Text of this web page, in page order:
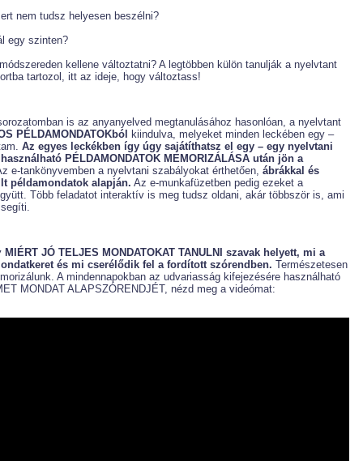
nem tudsz helyesen beszélni?
egy szinten?
kellene változtatni? A legtöbben külön tanulják a nyelvtant
tartozol, itt az ideje, hogy változtass!
is az anyanyelved megtanulásához hasonlóan, a nyelvtant
PÉLDAMONDATOKból kiindulva, melyeket minden leckében egy –
Az egyes leckékben így úgy sajátíthatsz el egy – egy nyelvtani
PÉLDAMONDATOK MEMORIZÁLÁSA után jön a
e-tankönyvemben a nyelvtani szabályokat érthetően, ábrákkal és
példamondatok alapján. Az e-munkafüzetben pedig ezeket a
Több feladatot interaktív is meg tudsz oldani, akár többször is, ami
MIÉRT JÓ TELJES MONDATOKAT TANULNI szavak helyett, mi a
és mi cserélődik fel a fordított szórendben. Természetesen
A mindennapokban az udvariasság kifejezésére használható
MONDAT ALAPSZÓRENDJÉT, nézd meg a videómat: